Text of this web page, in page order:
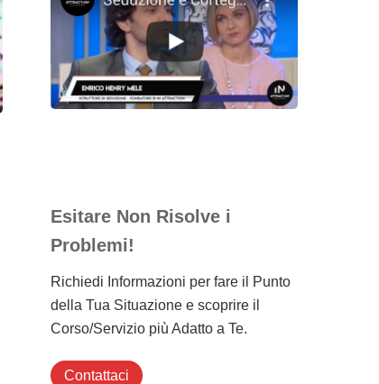
Esitare Non Risolve i
Problemi!
Richiedi Informazioni per fare il Punto
della Tua Situazione e scoprire il
Corso/Servizio più Adatto a Te.
Contattaci